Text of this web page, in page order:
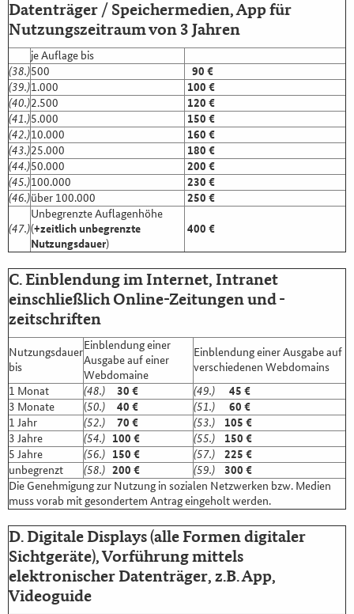
Datenträger / Speichermedien, App für
Nutzungszeitraum von 3 Jahren
je Auflage bis
(38.)500
90 €
(39.)1.000
100 €
(40.)2.500
120 €
(41.)5.000
150 €
(42.)10.000
160 €
(43.)25.000
180 €
(44.)50.000
200 €
(45.)100.000
230 €
(46.)über 100.000 250 €
(47.)
Unbegrenzte Auflagenhöhe
(+zeitlich unbegrenzte
Nutzungsdauer)
400 €
C. Einblendung im Internet, Intranet
einschließlich Online-Zeitungen und -
zeitschriften
Nutzungsdauer
bis
Einblendung einer
Ausgabe auf einer
Webdomaine
Einblendung einer Ausgabe auf
verschiedenen Webdomains
1 Monat
(48.) 30 € (49.)
45 €
3 Monate
(50.) 40 € (51.)
60 €
1 Jahr
(52.) 70 € (53.)
105 €
3 Jahre
(54.) 100 € (55.)
150 €
5 Jahre
(56.) 150 € (57.)
225 €
unbegrenzt
(58.) 200 € (59.)
300 €
Die Genehmigung zur Nutzung in sozialen Netzwerken bzw. Medien
muss vorab mit gesondertem Antrag eingeholt werden.
D. Digitale Displays (alle Formen digitaler
Sichtgeräte), Vorführung mittels
elektronischer Datenträger, z.B. App,
Videoguide